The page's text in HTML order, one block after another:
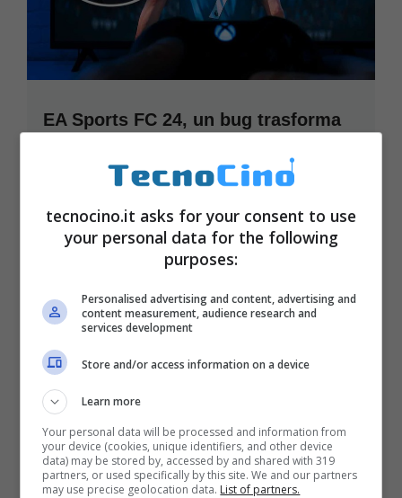
EA Sports FC 24, un bug trasforma
mister della Juve è un fenomeno |
Novembre 30, 2023
tecnocino.it asks for your consent to use
your personal data for the following
purposes:
Personalised advertising and content, advertising and
content measurement, audience research and
services development
Store and/or access information on a device
Learn more
Your personal data will be processed and information from
your device (cookies, unique identifiers, and other device
data) may be stored by, accessed by and shared with 319
partners, or used specifically by this site. We and our partners
may use precise geolocation data. List of partners.